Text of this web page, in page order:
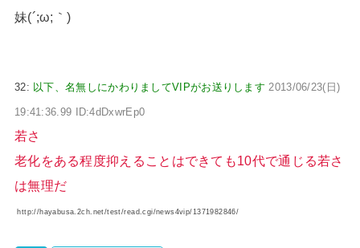
妹(´;ω;｀)
32: 以下、名無しにかわりましてVIPがお送りします 2013/06/23(日)
19:41:36.99 ID:4dDxwrEp0
若さ
老化をある程度抑えることはできても10代で通じる若さ
は無理だ
http://hayabusa.2ch.net/test/read.cgi/news4vip/1371982846/